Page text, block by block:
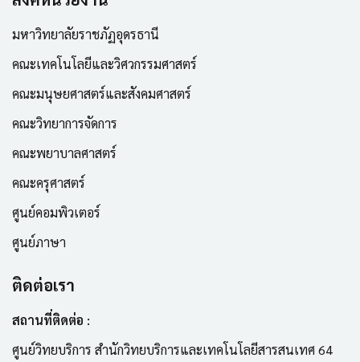
มหาวิทยาลัยราชภัฏอุดรธานี
คณะเทคโนโลยีและวิศวกรรมศาสตร์
คณะมนุษยศาสตร์และสังคมศาสตร์
คณะวิทยาการจัดการ
คณะพยาบาลศาสตร์
คณะครุศาสตร์
ศูนย์คอมพิวเตอร์
ศูนย์ภาษา
ติดต่อเรา
สถานที่ติดต่อ :
ศูนย์วิทยบริการ สำนักวิทยบริการและเทคโนโลยีสารสนเทศ 64